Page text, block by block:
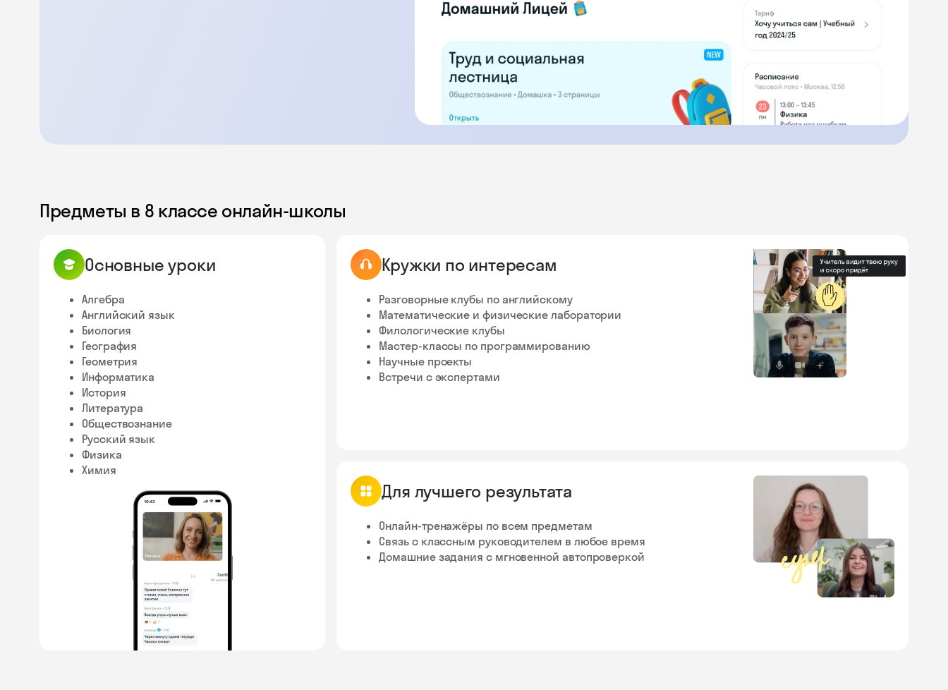
Предметы в 8 классе онлайн-школы
Основные уроки
Алгебра
Английский язык
Биология
География
Геометрия
Информатика
История
Литература
Обществознание
Русский язык
Физика
Химия
Кружки по интересам
Разговорные клубы по английскому
Математические и физические лаборатории
Филологические клубы
Мастер-классы по программированию
Научные проекты
Встречи с экспертами
✋
Для лучшего результата
Онлайн-тренажёры по всем предметам
Связь с классным руководителем в любое время
Домашние задания с мгновенной автопроверкой